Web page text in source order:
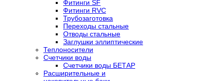
Фитинги SF
Фитинги RVC
Трубозаготовка
Переходы стальные
Отводы стальные
Заглушки эллиптические
Теплоносители
Счетчики воды
Счетчики воды БЕТАР
Расширительные и